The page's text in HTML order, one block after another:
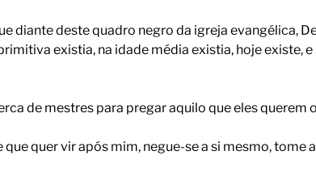
diante deste quadro negro da igreja evangélica,
existia, na idade média existia, hoje existe,
de mestres para pregar aquilo que eles querem
quer vir após mim, negue-se a si mesmo, tome